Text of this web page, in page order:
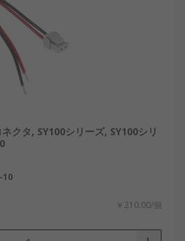
クタ, SY100シリーズ, SY100シリ
10
￥210.00/個